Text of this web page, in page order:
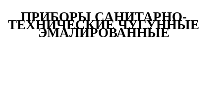
ПРИБОРЫ САНИТАРНО-
ТЕХНИЧЕСКИЕ ЧУГУННЫЕ
ЭМАЛИРОВАННЫЕ